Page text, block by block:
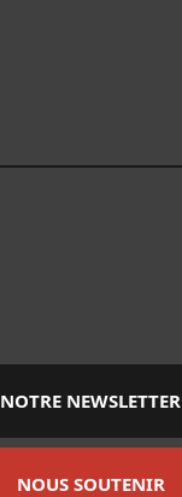
NOTRE NEWSLETTER
NOUS SOUTENIR